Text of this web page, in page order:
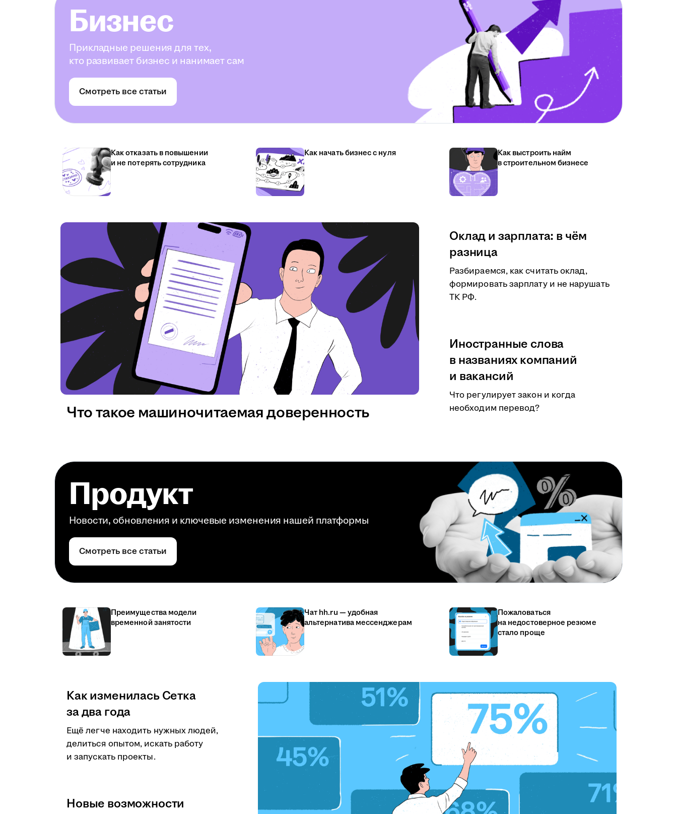
Бизнес
Прикладные решения для тех,
кто развивает бизнес и нанимает сам
Смотреть все статьи
Как отказать в повышении
и не потерять сотрудника
Как начать бизнес с нуля
Как выстроить найм
в строительном бизнесе
Оклад и зарплата: в чём
разница
Разбираемся, как считать оклад,
формировать зарплату и не нарушать
ТК РФ.
Иностранные слова
в названиях компаний
и вакансий
Что регулирует закон и когда
необходим перевод?
Что такое машиночитаемая доверенность
Продукт
Новости, обновления и ключевые изменения нашей платформы
Смотреть все статьи
Преимущества модели
временной занятости
Чат hh.ru — удобная
альтернатива мессенджерам
Пожаловаться
на недостоверное резюме
стало проще
Как изменилась Сетка
за два года
Ещё легче находить нужных людей,
делиться опытом, искать работу
и запускать проекты.
Новые возможности